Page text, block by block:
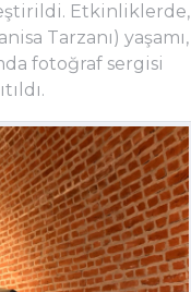
Etkinliklerde,
Tarzanı) yaşamı,
fotoğraf sergisi